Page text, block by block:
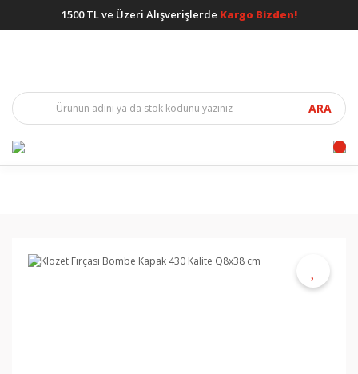
1500 TL ve Üzeri Alışverişlerde Kargo Bizden!
ARA